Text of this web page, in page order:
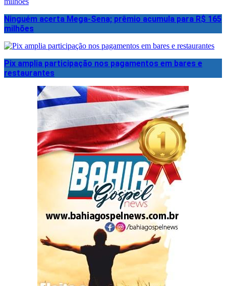
Ninguém acerta Mega-Sena; prêmio acumula para R$ 165
milhões
Pix amplia participação nos pagamentos em bares e
restaurantes